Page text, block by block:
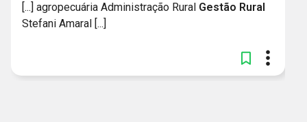
[...] agropecuária Administração Rural Gestão Rural
Stefani Amaral [...]